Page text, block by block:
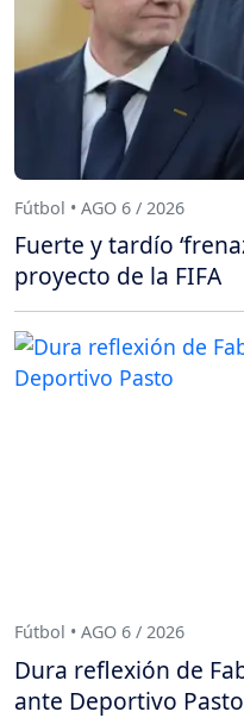
Fútbol • AGO 6 / 2026
Fuerte y tardío
proyecto de la FIFA
Fútbol • AGO 6 / 2026
Dura reflexión de
ante Deportivo Pasto